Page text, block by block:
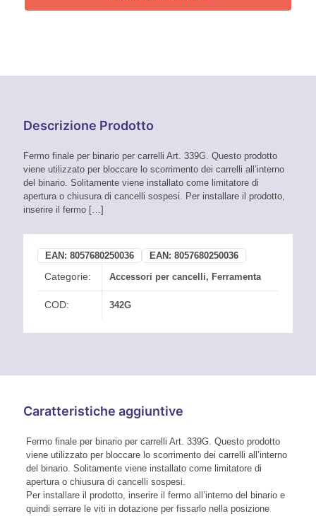
quantità
Descrizione Prodotto
Fermo finale per binario per carrelli Art. 339G. Questo prodotto
viene utilizzato per bloccare lo scorrimento dei carrelli all’interno
del binario. Solitamente viene installato come limitatore di
apertura o chiusura di cancelli sospesi. Per installare il prodotto,
inserire il fermo […]
EAN: 8057680250036 EAN: 8057680250036
Categorie: Accessori per cancelli, Ferramenta
COD: 342G
Caratteristiche aggiuntive
Fermo finale per binario per carrelli Art. 339G. Questo prodotto
viene utilizzato per bloccare lo scorrimento dei carrelli all’interno
del binario. Solitamente viene installato come limitatore di
apertura o chiusura di cancelli sospesi.
Per installare il prodotto, inserire il fermo all’interno del binario e
quindi serrare le viti in dotazione per fissarlo nella posizione